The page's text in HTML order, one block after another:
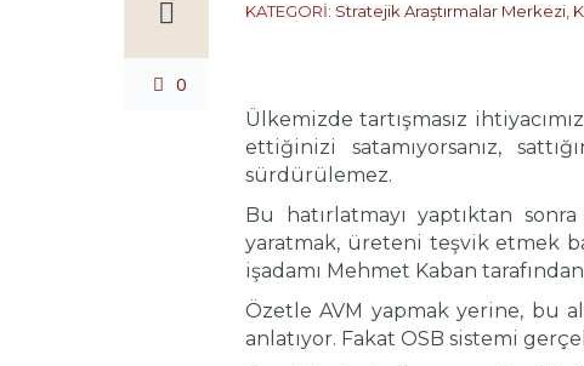
0
KATEGORİ: Stratejik Araştırmalar Merkezi,
Ülkemizde tartışmasız
ettiğinizi satamıyorsanız,
sürdürülemez.
Bu hatırlatmayı yaptıktan
yaratmak, üreteni teşvik etmek
işadamı Mehmet Kaban
Özetle AVM yapmak yerine, bu
anlatıyor. Fakat OSB sistemi